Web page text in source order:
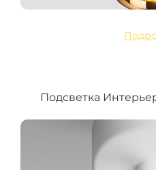
Подсветка